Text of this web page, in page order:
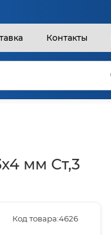
Контакты
мм Ст,3
Код товара:4626